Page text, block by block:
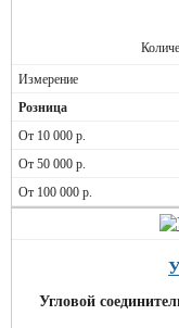
Угловой